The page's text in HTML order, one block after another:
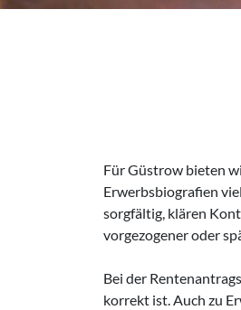
Für Güstrow bieten
Erwerbsbiografien
sorgfältig, klären
vorgezogener oder
Bei der
korrekt ist. Auch zu